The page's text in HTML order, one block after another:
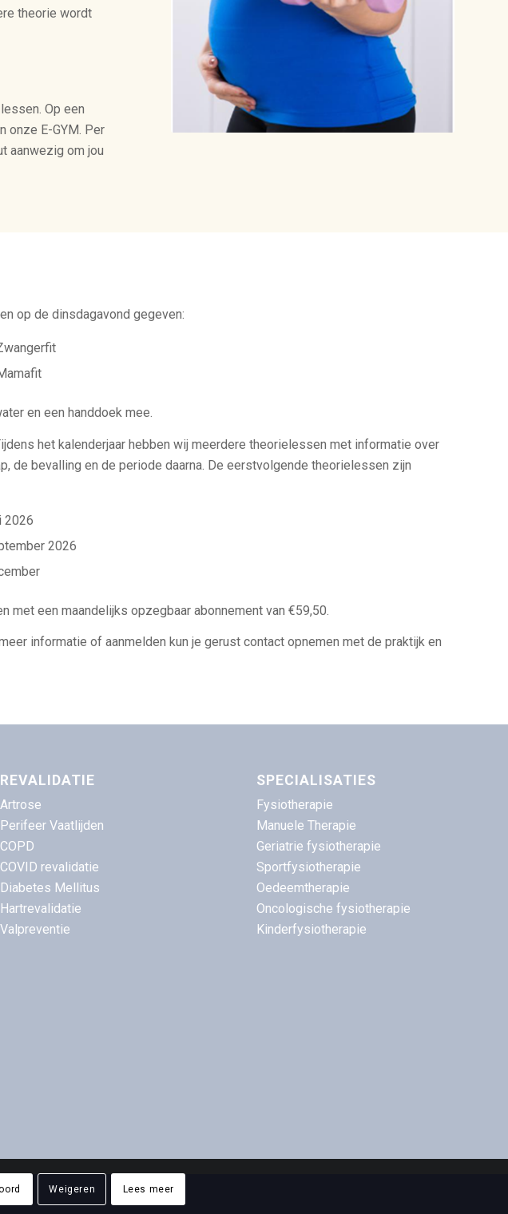
theorie wordt
Op een
onze E-GYM. Per
aanwezig om jou
op de dinsdagavond gegeven:
en een handdoek mee.
het kalenderjaar hebben wij meerdere theorielessen met informatie over
de bevalling en de periode daarna. De eerstvolgende theorielessen zijn
2026
2026
met een maandelijks opzegbaar abonnement van €59,50.
informatie of aanmelden kun je gerust contact opnemen met de praktijk en
REVALIDATIE
Artrose
Perifeer Vaatlijden
COPD
COVID revalidatie
Diabetes Mellitus
Hartrevalidatie
Valpreventie
SPECIALISATIES
Fysiotherapie
Manuele Therapie
Geriatrie fysiotherapie
Sportfysiotherapie
Oedeemtherapie
Oncologische fysiotherapie
Kinderfysiotherapie
Weigeren Lees meer